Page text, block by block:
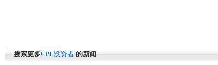
搜索更多CPI 投资者 的新闻